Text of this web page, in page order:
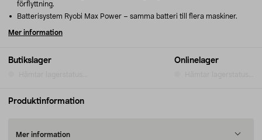
Butikslager Onlinelager
förflyttning.
Batterisystem Ryobi Max Power – samma batteri till flera maskiner.
Mer information
Produktinformation
Mer information